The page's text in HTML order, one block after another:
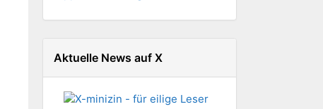
Aktuelle News auf X